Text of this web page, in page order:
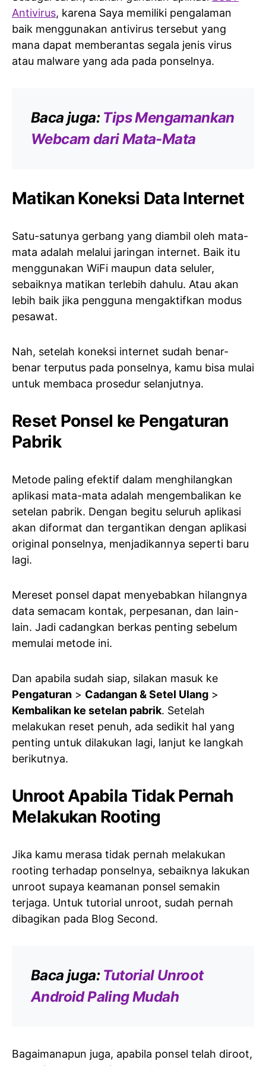
Antivirus, karena Saya memiliki pengalaman
baik menggunakan antivirus tersebut yang
mana dapat memberantas segala jenis virus
atau malware yang ada pada ponselnya.
Baca juga: Tips Mengamankan
Webcam dari Mata-Mata
Matikan Koneksi Data Internet
Satu-satunya gerbang yang diambil oleh mata-
mata adalah melalui jaringan internet. Baik itu
menggunakan WiFi maupun data seluler,
sebaiknya matikan terlebih dahulu. Atau akan
lebih baik jika pengguna mengaktifkan modus
pesawat.
Nah, setelah koneksi internet sudah benar-
benar terputus pada ponselnya, kamu bisa mulai
untuk membaca prosedur selanjutnya.
Reset Ponsel ke Pengaturan
Pabrik
Metode paling efektif dalam menghilangkan
aplikasi mata-mata adalah mengembalikan ke
setelan pabrik. Dengan begitu seluruh aplikasi
akan diformat dan tergantikan dengan aplikasi
original ponselnya, menjadikannya seperti baru
lagi.
Mereset ponsel dapat menyebabkan hilangnya
data semacam kontak, perpesanan, dan lain-
lain. Jadi cadangkan berkas penting sebelum
memulai metode ini.
Dan apabila sudah siap, silakan masuk ke
Pengaturan > Cadangan & Setel Ulang >
Kembalikan ke setelan pabrik. Setelah
melakukan reset penuh, ada sedikit hal yang
penting untuk dilakukan lagi, lanjut ke langkah
berikutnya.
Unroot Apabila Tidak Pernah
Melakukan Rooting
Jika kamu merasa tidak pernah melakukan
rooting terhadap ponselnya, sebaiknya lakukan
unroot supaya keamanan ponsel semakin
terjaga. Untuk tutorial unroot, sudah pernah
dibagikan pada Blog Second.
Baca juga: Tutorial Unroot
Android Paling Mudah
Bagaimanapun juga, apabila ponsel telah diroot,